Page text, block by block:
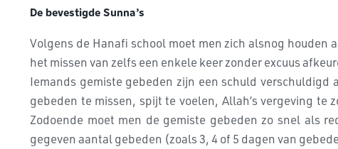
De bevestigde Sunna’s
Volgens de Hanafi school moet men zich alsnog houden
het missen van zelfs een enkele keer zonder excuus
Iemands gemiste gebeden zijn een schuld
gebeden te missen, spijt te voelen, Allah’s vergeving
Zodoende moet men de gemiste gebeden zo snel als
gegeven aantal gebeden (zoals 3, 4 of 5 dagen van